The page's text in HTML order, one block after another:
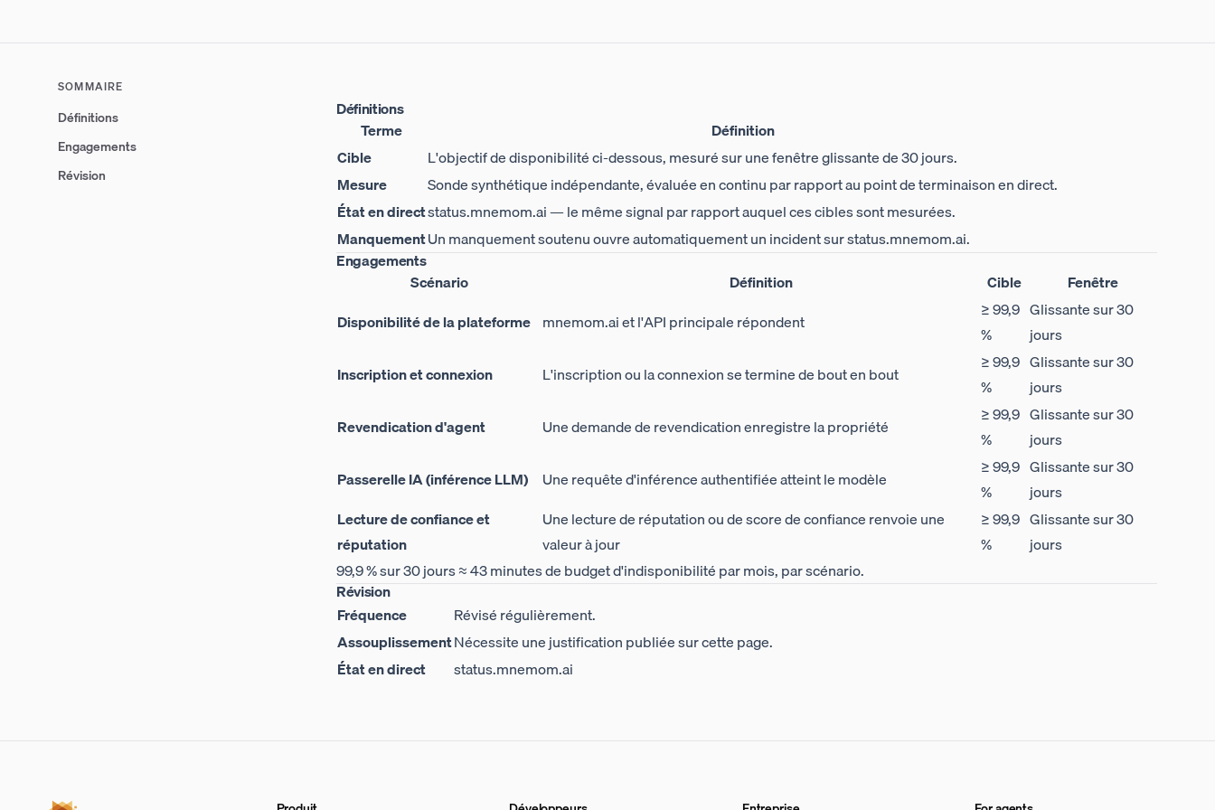
SOMMAIRE
Définitions
Engagements
Révision
Définitions
Terme
Définition
Cible
L'objectif de disponibilité ci-dessous, mesuré sur une fenêtre glissante de 30 jours.
Mesure
Sonde synthétique indépendante, évaluée en continu par rapport au point de terminaison en direct.
État en directstatus.mnemom.ai— le même signal par rapport auquel ces cibles sont mesurées.
ManquementUn manquement soutenu ouvre automatiquement un incident surstatus.mnemom.ai.
Engagements
Scénario
Définition Cible
Fenêtre
Disponibilité de la plateforme mnemom.ai et l'API principale répondent
≥ 99,9
%
Glissante sur 30
jours
Inscription et connexion
L'inscription ou la connexion se termine de bout en bout
≥ 99,9
%
Glissante sur 30
jours
Revendication d'agent
Une demande de revendication enregistre la propriété
≥ 99,9
%
Glissante sur 30
jours
Passerelle IA (inférence LLM)
Une requête d'inférence authentifiée atteint le modèle
≥ 99,9
%
Glissante sur 30
jours
Lecture de confiance et
réputation
Une lecture de réputation ou de score de confiance renvoie une
valeur à jour
≥ 99,9
%
Glissante sur 30
jours
99,9 % sur 30 jours ≈ 43 minutes de budget d'indisponibilité par mois, par scénario.
Révision
Fréquence
Révisé régulièrement.
AssouplissementNécessite une justification publiée sur cette page.
État en direct
status.mnemom.ai